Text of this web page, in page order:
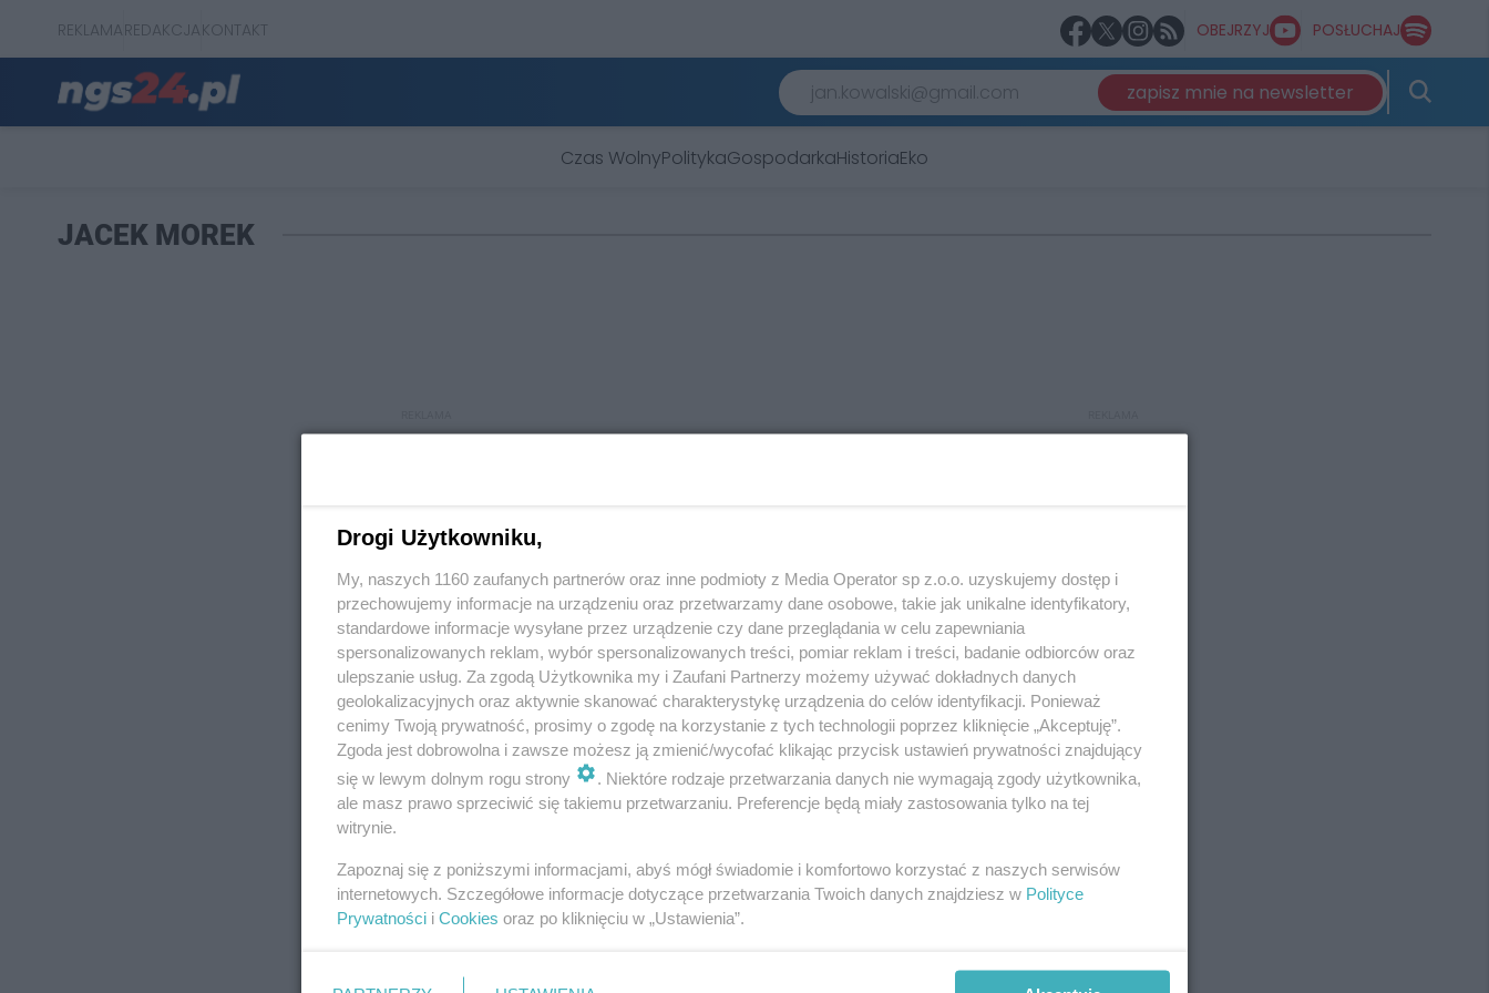
REKLAMAREDAKCJAKONTAKT OBEJRZYJ POSŁUCHAJ
zapisz mnie na newsletter
Czas WolnyPolitykaGospodarkaHistoriaEko
JACEK MOREK
REKLAMA REKLAMA
Drogi Użytkowniku,
My, naszych 1160 zaufanych partnerów oraz inne podmioty z Media Operator sp z.o.o. uzyskujemy dostęp i
przechowujemy informacje na urządzeniu oraz przetwarzamy dane osobowe, takie jak unikalne identyfikatory,
standardowe informacje wysyłane przez urządzenie czy dane przeglądania w celu zapewniania
spersonalizowanych reklam, wybór spersonalizowanych treści, pomiar reklam i treści, badanie odbiorców oraz
ulepszanie usług. Za zgodą Użytkownika my i Zaufani Partnerzy możemy używać dokładnych danych
geolokalizacyjnych oraz aktywnie skanować charakterystykę urządzenia do celów identyfikacji. Ponieważ
cenimy Twoją prywatność, prosimy o zgodę na korzystanie z tych technologii poprzez kliknięcie „Akceptuję”.
Zgoda jest dobrowolna i zawsze możesz ją zmienić/wycofać klikając przycisk ustawień prywatności znajdujący
się w lewym dolnym rogu strony
. Niektóre rodzaje przetwarzania danych nie wymagają zgody użytkownika,
ale masz prawo sprzeciwić się takiemu przetwarzaniu. Preferencje będą miały zastosowania tylko na tej
witrynie.
Zapoznaj się z poniższymi informacjami, abyś mógł świadomie i komfortowo korzystać z naszych serwisów
internetowych. Szczegółowe informacje dotyczące przetwarzania Twoich danych znajdziesz w Polityce
Prywatności i Cookies oraz po kliknięciu w „Ustawienia”.